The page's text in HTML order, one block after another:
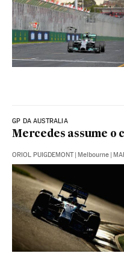
GP DA AUSTRALIA
Mercedes assume o
ORIOL PUIGDEMONT | Melbourne |